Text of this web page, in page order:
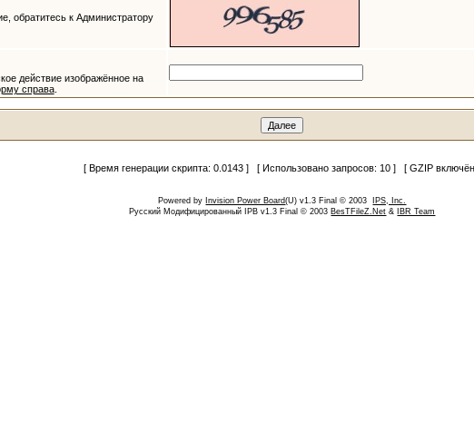
обратитесь к Администратору
действие изображённое на
справа.
[ Время генерации скрипта: 0.0143 ] [ Использовано запросов: 10 ] [ GZIP
Powered by Invision Power Board(U) v1.3 Final © 2003
IPS, Inc.
Русский Модифицированный IPB v1.3 Final © 2003 BesTFileZ.Net & IBR Team